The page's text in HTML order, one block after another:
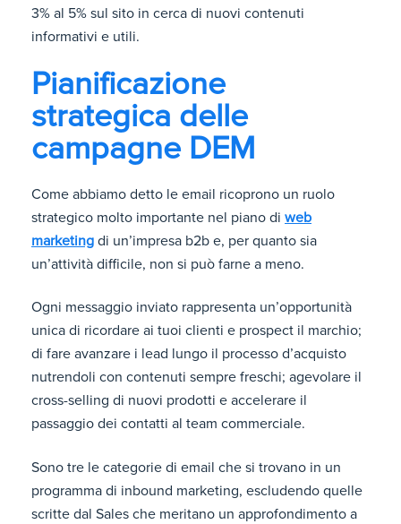
3% al 5% sul sito in cerca di nuovi contenuti
informativi e utili.
Pianificazione
strategica delle
campagne DEM
Come abbiamo detto le email ricoprono un ruolo
strategico molto importante nel piano di web
marketing di un’impresa b2b e, per quanto sia
un’attività difficile, non si può farne a meno.
Ogni messaggio inviato rappresenta un’opportunità
unica di ricordare ai tuoi clienti e prospect il marchio;
di fare avanzare i lead lungo il processo d’acquisto
nutrendoli con contenuti sempre freschi; agevolare il
cross-selling di nuovi prodotti e accelerare il
passaggio dei contatti al team commerciale.
Sono tre le categorie di email che si trovano in un
programma di inbound marketing, escludendo quelle
scritte dal Sales che meritano un approfondimento a